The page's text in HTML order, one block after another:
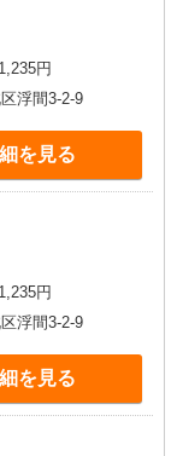
給1,235円
浮間3-2-9
を見る
給1,235円
浮間3-2-9
を見る